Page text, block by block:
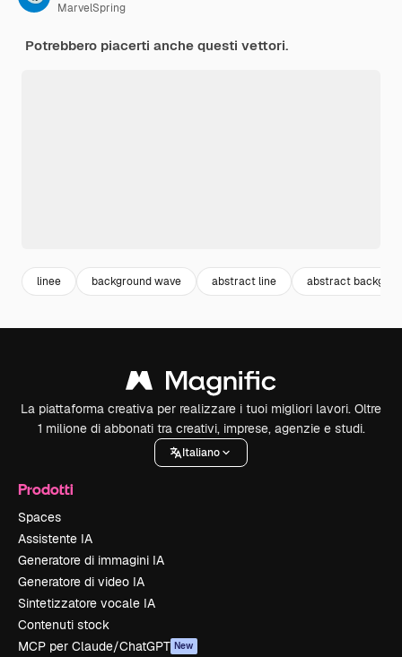
MarvelSpring
Potrebbero piacerti anche questi vettori.
linee background wave abstract line abstract
La piattaforma creativa per realizzare i tuoi migliori lavori. Oltre
1 milione di abbonati tra creativi, imprese, agenzie e studi.
Italiano
Prodotti
Spaces
Assistente IA
Generatore di immagini IA
Generatore di video IA
Sintetizzatore vocale IA
Contenuti stock
MCP per Claude/ChatGPT New